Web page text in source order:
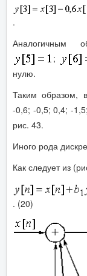
.
Аналогичным
;
нулю.
Таким образом,
-0,6; -0,5; 0,4; -
рис. 43.
Иного рода
Как следует из
. (20)